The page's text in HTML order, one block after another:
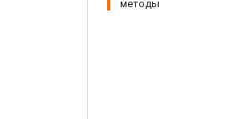
методы